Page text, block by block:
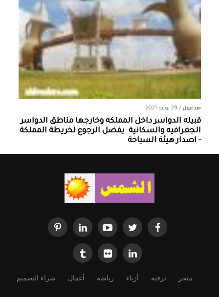
مبدعون / 29 يونيو 2021
قبيله الدواسر داخل المملكه وخارجها ‏مناطق الدواسر
الجغرافيه والسكانية ‏ يفضل الرجوع لخريطة المملكة
- اصدار هيئة السياحة
متجر ترفيه أزياء رياضة أعمال شراء التصميم